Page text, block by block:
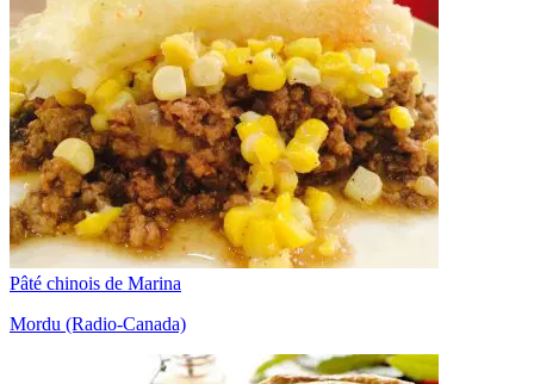
Pâté chinois de Marina
Mordu (Radio-Canada)